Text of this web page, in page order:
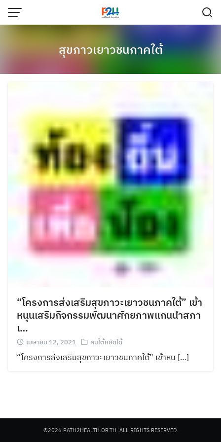
สุขภาวเยาวชนภาคใต้
“โครงการส่งเสริมสุขภาวะเยาวชนภาคใต้” เข้า
หนุนเสริมกิจกรรมพัฒนาศักยภาพแกนนำสภา
เ…
เมษายน 12, 2021 คนใต้หยัดได้
“โครงการส่งเสริมสุขภาวะเยาวชนภาคใต้” เข้าหน […]
©2026 PATH2HEALTH.OR.TH. ALL RIGHTS RESERVED.